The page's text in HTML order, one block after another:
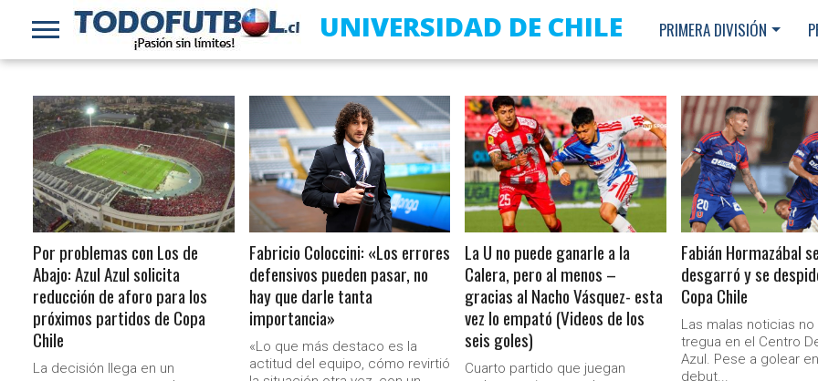
UNIVERSIDAD DE CHILE PRIMERA DIVISIÓN
LEER MÁS
Por problemas con Los de
Abajo: Azul Azul solicita
reducción de aforo para los
próximos partidos de Copa
Chile
La decisión llega en un
LEER MÁS
Fabricio Coloccini: «Los errores
defensivos pueden pasar, no
hay que darle tanta
importancia»
«Lo que más destaco es la
actitud del equipo, cómo revirtió
LEER MÁS
La U no puede ganarle a la
Calera, pero al menos –
gracias al Nacho Vásquez- esta
vez lo empató (Videos de los
seis goles)
Cuarto partido que juegan
LEER MÁS
Fabián Hormazábal se
desgarró y se
Copa Chile
Las malas noticias no
tregua en el Centro
Azul. Pese a golear
debut...